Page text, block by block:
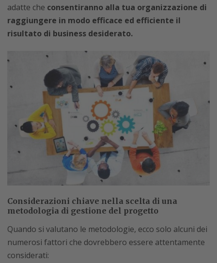
adatte che consentiranno alla tua organizzazione di
raggiungere in modo efficace ed efficiente il
risultato di business desiderato.
Considerazioni chiave nella scelta di una
metodologia di gestione del progetto
Quando si valutano le metodologie, ecco solo alcuni dei
numerosi fattori che dovrebbero essere attentamente
considerati: